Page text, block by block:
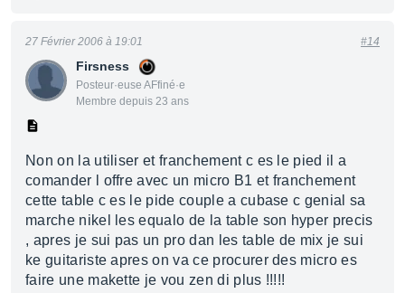
Firsness
Posteur·euse AFfiné·e
Membre depuis 23 ans
27 Février 2006 à 19:01 #14
Non on la utiliser et franchement c es le pied il a
comander l offre avec un micro B1 et franchement
cette table c es le pide couple a cubase c genial sa
marche nikel les equalo de la table son hyper precis
, apres je sui pas un pro dan les table de mix je sui
ke guitariste apres on va ce procurer des micro es
faire une makette je vou zen di plus !!!!!